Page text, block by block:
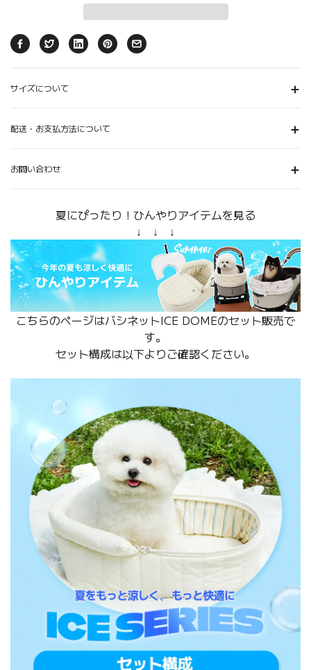
サイズについて
配送・お支払方法について
お問い合わせ
夏にぴったり！ひんやりアイテムを見る
↓ ↓ ↓
こちらのページはバシネットICE DOMEのセット販売で
す。
セット構成は以下よりご確認ください。